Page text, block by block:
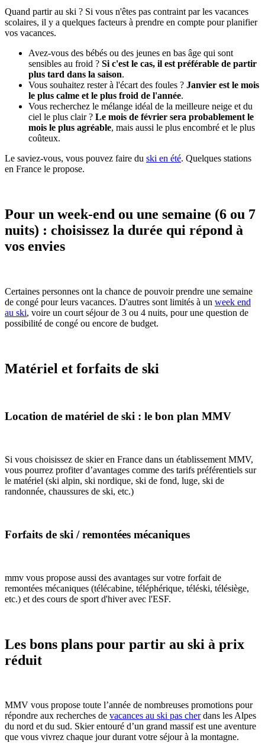
Quand partir au ski ? Si vous n'êtes pas contraint par les vacances
scolaires, il y a quelques facteurs à prendre en compte pour planifier
vos vacances.
Avez-vous des bébés ou des jeunes en bas âge qui sont
sensibles au froid ? Si c'est le cas, il est préférable de partir
plus tard dans la saison.
Vous souhaitez rester à l'écart des foules ? Janvier est le mois
le plus calme et le plus froid de l'année.
Vous recherchez le mélange idéal de la meilleure neige et du
ciel le plus clair ? Le mois de février sera probablement le
mois le plus agréable, mais aussi le plus encombré et le plus
coûteux.
Le saviez-vous, vous pouvez faire du ski en été. Quelques stations
en France le propose.
Pour un week-end ou une semaine (6 ou 7
nuits) : choisissez la durée qui répond à
vos envies
Certaines personnes ont la chance de pouvoir prendre une semaine
de congé pour leurs vacances. D'autres sont limités à un week end
au ski, voire un court séjour de 3 ou 4 nuits, pour une question de
possibilité de congé ou encore de budget.
Matériel et forfaits de ski
Location de matériel de ski : le bon plan MMV
Si vous choisissez de skier en France dans un établissement MMV,
vous pourrez profiter d’avantages comme des tarifs préférentiels sur
le matériel (ski alpin, ski nordique, ski de fond, luge, ski de
randonnée, chaussures de ski, etc.)
Forfaits de ski / remontées mécaniques
mmv vous propose aussi des avantages sur votre forfait de
remontées mécaniques (télécabine, téléphérique, téléski, télésiège,
etc.) et des cours de sport d'hiver avec l'ESF.
Les bons plans pour partir au ski à prix
réduit
MMV vous propose toute l’année de nombreuses promotions pour
répondre aux recherches de vacances au ski pas cherdans les Alpes
du nord et du sud. Skier entouré d’un grand massif est une aventure
que vous vivrez chaque jour durant votre séjour à la montagne.